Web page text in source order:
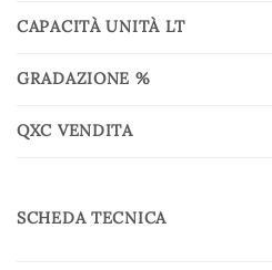
CAPACITÀ UNITÀ LT
GRADAZIONE %
QXC VENDITA
SCHEDA TECNICA